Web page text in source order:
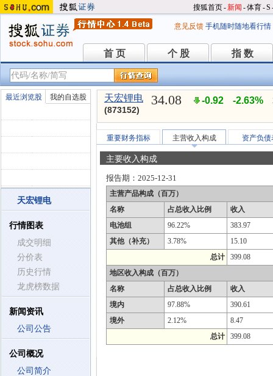
搜狐首页-新闻 -体育-S
意见反馈 手机随时随地看行情
首 页
首 页 个 股
个 股 指 数
指 数
最近浏览股 我的自选股
天宏锂电
行情图表
成交明细
分价表
历史行情
龙虎榜数据
新闻资讯
公司公告
公司概况
公司简介
天宏锂电
(873152)
34.08 -0.92 -2.63%
重要财务指标 主营收入构成 资产负债
主要收入构成
报告期： 2025-12-31
主营产品构成（百万）
名称
占总收入比例
收入
电池组
96.22%
383.97
其他（补充）
3.78%
15.10
总计
399.08
地区收入构成（百万）
名称
占总收入比例
收入
境内
97.88%
390.61
境外
2.12%
8.47
总计
399.08